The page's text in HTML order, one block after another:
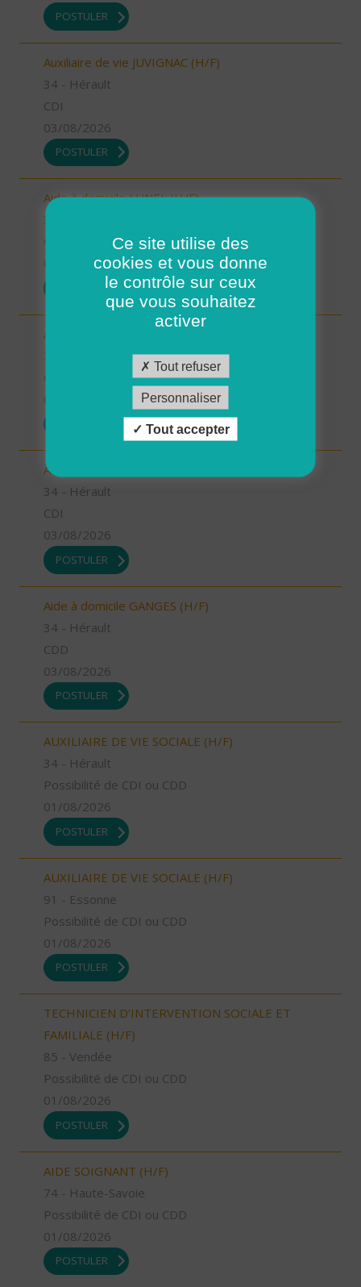
POSTULER
Auxiliaire de vie JUVIGNAC (H/F)
34 - Hérault
CDI
03/08/2026
POSTULER
Aide à domicile LUNEL (H/F)
03/08/2026
POSTULER
Auxiliaire de vie LE CRES (H/F)
Aide à domicile LE CRES (H/F)
34 - Hérault
CDI
03/08/2026
POSTULER
Aide à domicile GANGES (H/F)
34 - Hérault
CDD
03/08/2026
POSTULER
AUXILIAIRE DE VIE SOCIALE (H/F)
34 - Hérault
Possibilité de CDI ou CDD
01/08/2026
POSTULER
AUXILIAIRE DE VIE SOCIALE (H/F)
91 - Essonne
Possibilité de CDI ou CDD
01/08/2026
POSTULER
TECHNICIEN D’INTERVENTION SOCIALE ET
FAMILIALE (H/F)
85 - Vendée
Possibilité de CDI ou CDD
01/08/2026
POSTULER
AIDE SOIGNANT (H/F)
74 - Haute-Savoie
Possibilité de CDI ou CDD
01/08/2026
POSTULER
Ce site utilise des
cookies et vous donne
le contrôle sur ceux
que vous souhaitez
activer
Tout refuser
Personnaliser
Tout accepter